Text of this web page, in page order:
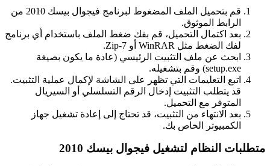
قم بتحميل الملف المضغوط لبرنامج فيجوال بيسك 2010 من
الرابط الموثوق.
بعد اكتمال التحميل، قم بفك ضغط الملف باستخدام أي برنامج
لفك الضغط مثل WinRAR أو 7-Zip.
ابحث عن ملف التثبيت الرئيسي (عادة ما يكون بصيغة
setup.exe) وقم بتشغيله.
اتبع التعليمات التي تظهر على الشاشة لإكمال عملية التثبيت.
قد يتطلب التثبيت إدخال الرقم التسلسلي أو السيريال
المتوفر مع التحميل.
بعد الانتهاء من التثبيت، قد تحتاج إلى إعادة تشغيل جهاز
الكمبيوتر الخاص بك.
متطلبات النظام لتشغيل فيجوال بيسك 2010